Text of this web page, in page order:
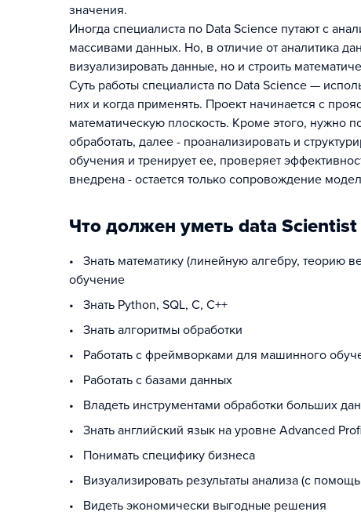
значения.
Иногда специалиста по Data Science путают с
массивами данных. Но, в отличие от аналитика
визуализировать данные, но и строить
Суть работы специалиста по Data Science —
них и когда применять. Проект начинается с
математическую плоскость. Кроме этого, нужно
обработать, далее - проанализировать и
обучения и тренирует ее, проверяет
внедрена - остается только сопровождение
Что должен уметь data Scientist
• Знать математику (линейную алгебру, теорию
обучение
• Знать Python, SQL, С, С++
• Знать алгоритмы обработки
• Работать с фреймворками для машинного
• Работать с базами данных
• Владеть инструментами обработки больших
• Знать английский язык на уровне Advanced
• Понимать специфику бизнеса
• Визуализировать результаты анализа (с
• Видеть экономически выгодные решения